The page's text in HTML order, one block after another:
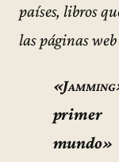
países, libros
las páginas
primer